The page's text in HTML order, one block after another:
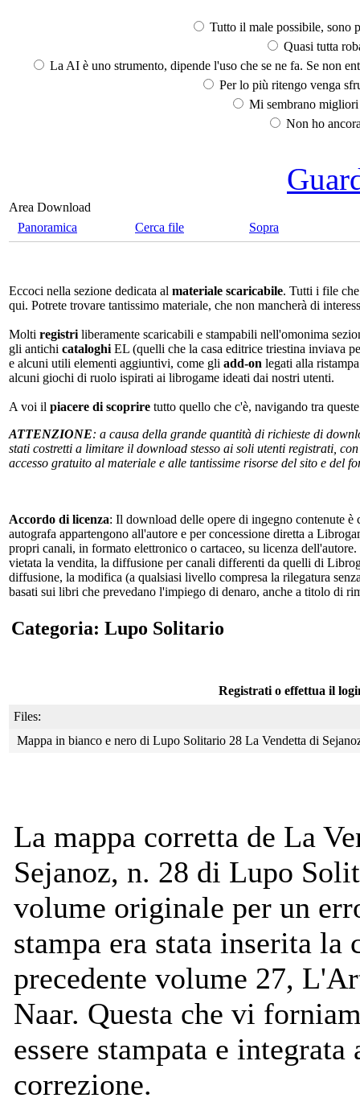
Tutto il male possibile, sono
Quasi tutta
La AI è uno strumento, dipende l'uso che se ne fa. Se non
Per lo più ritengo venga
Mi sembrano
Non ho
Area Download
Panoramica
Cerca file Sopra
Eccoci nella sezione dedicata al materiale scaricabile. Tutti i file
qui. Potrete trovare tantissimo materiale, che non mancherà di
Molti registri liberamente scaricabili e stampabili nell'omonima
gli antichi cataloghi EL (quelli che la casa editrice triestina inviava
e alcuni utili elementi aggiuntivi, come gli add-on legati alla
alcuni giochi di ruolo ispirati ai librogame ideati dai nostri utenti.
A voi il piacere di scoprire tutto quello che c'è, navigando tra
ATTENZIONE: a causa della grande quantità di richieste di
stati costretti a limitare il download stesso ai soli utenti registrati,
accesso gratuito al materiale e alle tantissime risorse del sito e
Accordo di licenza: Il download delle opere di ingegno contenute
autografa appartengono all'autore e per concessione diretta a
propri canali, in formato elettronico o cartaceo, su licenza
vietata la vendita, la diffusione per canali differenti da quelli di
diffusione, la modifica (a qualsiasi livello compresa la rilegatura
basati sui libri che prevedano l'impiego di denaro, anche a titolo di
Categoria: Lupo Solitario
Registrati o effettua il
Files:
Mappa in bianco e nero di Lupo Solitario 28 La Vendetta di
La mappa corretta de La
Sejanoz, n. 28 di Lupo
volume originale per un
stampa era stata inserita la
precedente volume 27,
Naar. Questa che vi
essere stampata e
correzione.